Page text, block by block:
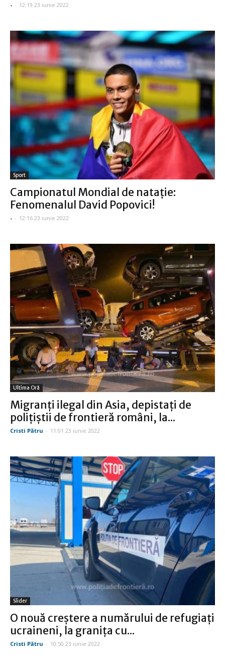
- - 12:19 23 iunie 2022
Sport
Campionatul Mondial de nataţie:
Fenomenalul David Popovici!
- - 12:16 23 iunie 2022
Ultima Oră
Migranţi ilegal din Asia, depistaţi de
poliţiştii de frontieră români, la...
Cristi Pătru - 11:01 23 iunie 2022
Slider
O nouă creştere a numărului de refugiaţi
ucraineni, la graniţa cu...
Cristi Pătru - 10:50 23 iunie 2022